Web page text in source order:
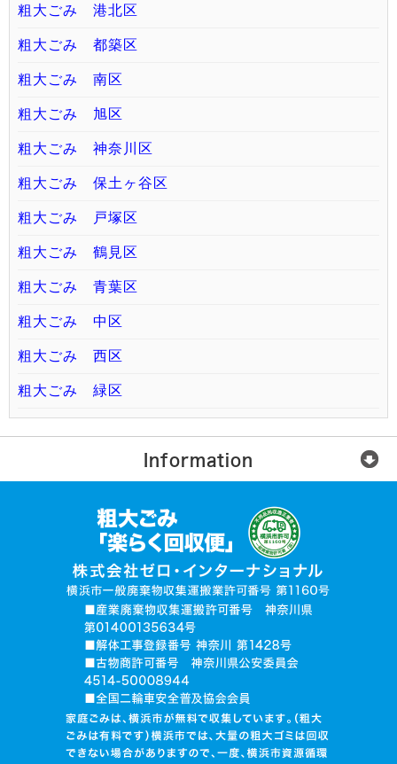
粗大ごみ 港北区
粗大ごみ 都築区
粗大ごみ 南区
粗大ごみ 旭区
粗大ごみ 神奈川区
粗大ごみ 保土ヶ谷区
粗大ごみ 戸塚区
粗大ごみ 鶴見区
粗大ごみ 青葉区
粗大ごみ 中区
粗大ごみ 西区
粗大ごみ 緑区
Information
ご利用の流れ
運営会社
無許可業者に注意
お電話でお見積り依頼
品目入力で見積り依頼